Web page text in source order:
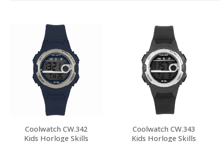
Coolwatch CW.342
Kids Horloge Skills
Coolwatch CW.343
Kids Horloge Skills